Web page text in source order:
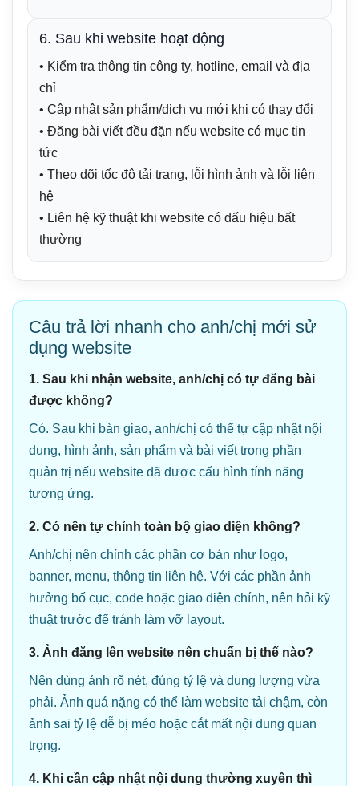
6. Sau khi website hoạt động
• Kiểm tra thông tin công ty, hotline, email và địa
chỉ
• Cập nhật sản phẩm/dịch vụ mới khi có thay đổi
• Đăng bài viết đều đặn nếu website có mục tin
tức
• Theo dõi tốc độ tải trang, lỗi hình ảnh và lỗi liên
hệ
• Liên hệ kỹ thuật khi website có dấu hiệu bất
thường
Câu trả lời nhanh cho anh/chị mới sử
dụng website
1. Sau khi nhận website, anh/chị có tự đăng bài
được không?
Có. Sau khi bàn giao, anh/chị có thể tự cập nhật nội
dung, hình ảnh, sản phẩm và bài viết trong phần
quản trị nếu website đã được cấu hình tính năng
tương ứng.
2. Có nên tự chỉnh toàn bộ giao diện không?
Anh/chị nên chỉnh các phần cơ bản như logo,
banner, menu, thông tin liên hệ. Với các phần ảnh
hưởng bố cục, code hoặc giao diện chính, nên hỏi kỹ
thuật trước để tránh làm vỡ layout.
3. Ảnh đăng lên website nên chuẩn bị thế nào?
Nên dùng ảnh rõ nét, đúng tỷ lệ và dung lượng vừa
phải. Ảnh quá nặng có thể làm website tải chậm, còn
ảnh sai tỷ lệ dễ bị méo hoặc cắt mất nội dung quan
trọng.
4. Khi cần cập nhật nội dung thường xuyên thì